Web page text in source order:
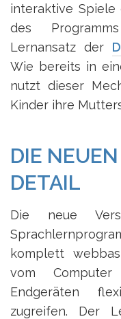
interaktive Spiele
des
Lernansatz der
Wie bereits in
nutzt dieser
Kinder ihre
DIE
DETAIL
Die neue
komplett
vom
Endgeräten
zugreifen. Der